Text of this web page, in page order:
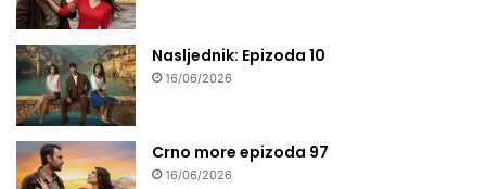
Nasljednik: Epizoda 10
16/06/2026
Crno more epizoda 97
16/06/2026